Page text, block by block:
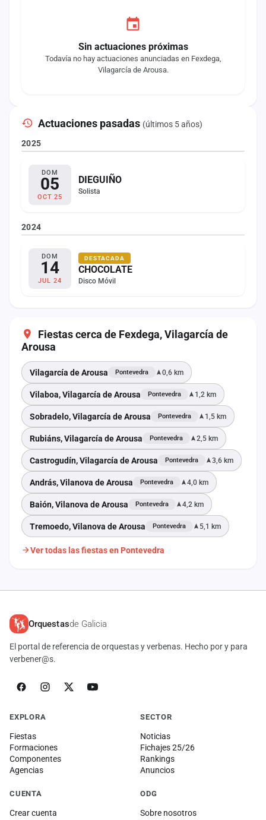
Sin actuaciones próximas
Todavía no hay actuaciones anunciadas en Fexdega,
Vilagarcía de Arousa.
Actuaciones pasadas (últimos 5 años)
2025
DOM
05
OCT 25
DIEGUIÑO
Solista
2024
DOM
14
JUL 24
DESTACADA
CHOCOLATE
Disco Móvil
Fiestas cerca de Fexdega, Vilagarcía de
Arousa
Vilagarcía de Arousa Pontevedra 0,6 km
Vilaboa, Vilagarcía de Arousa Pontevedra 1,2 km
Sobradelo, Vilagarcía de Arousa Pontevedra 1,5 km
Rubiáns, Vilagarcía de Arousa Pontevedra 2,5 km
Castrogudín, Vilagarcía de Arousa Pontevedra 3,6 km
András, Vilanova de Arousa Pontevedra 4,0 km
Baión, Vilanova de Arousa Pontevedra 4,2 km
Tremoedo, Vilanova de Arousa Pontevedra 5,1 km
Ver todas las fiestas en Pontevedra
Orquestasde Galicia
El portal de referencia de orquestas y verbenas. Hecho por y para
verbener@s.
EXPLORA
Fiestas
Formaciones
Componentes
Agencias
SECTOR
Noticias
Fichajes 25/26
Rankings
Anuncios
CUENTA
Crear cuenta
ODG
Sobre nosotros